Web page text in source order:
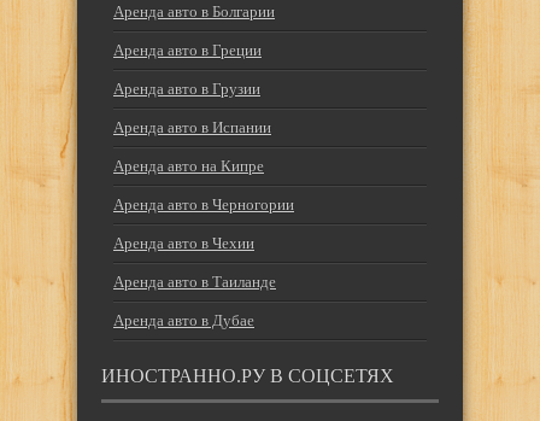
Аренда авто в Болгарии
Аренда авто в Греции
Аренда авто в Грузии
Аренда авто в Испании
Аренда авто на Кипре
Аренда авто в Черногории
Аренда авто в Чехии
Аренда авто в Таиланде
Аренда авто в Дубае
ИНОСТРАННО.РУ В СОЦСЕТЯХ